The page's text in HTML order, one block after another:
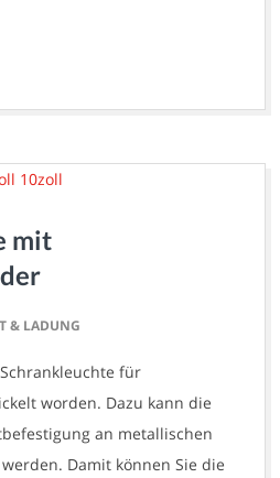
mit
& LADUNG
für
worden. Dazu kann die
an metallischen
Damit können Sie die